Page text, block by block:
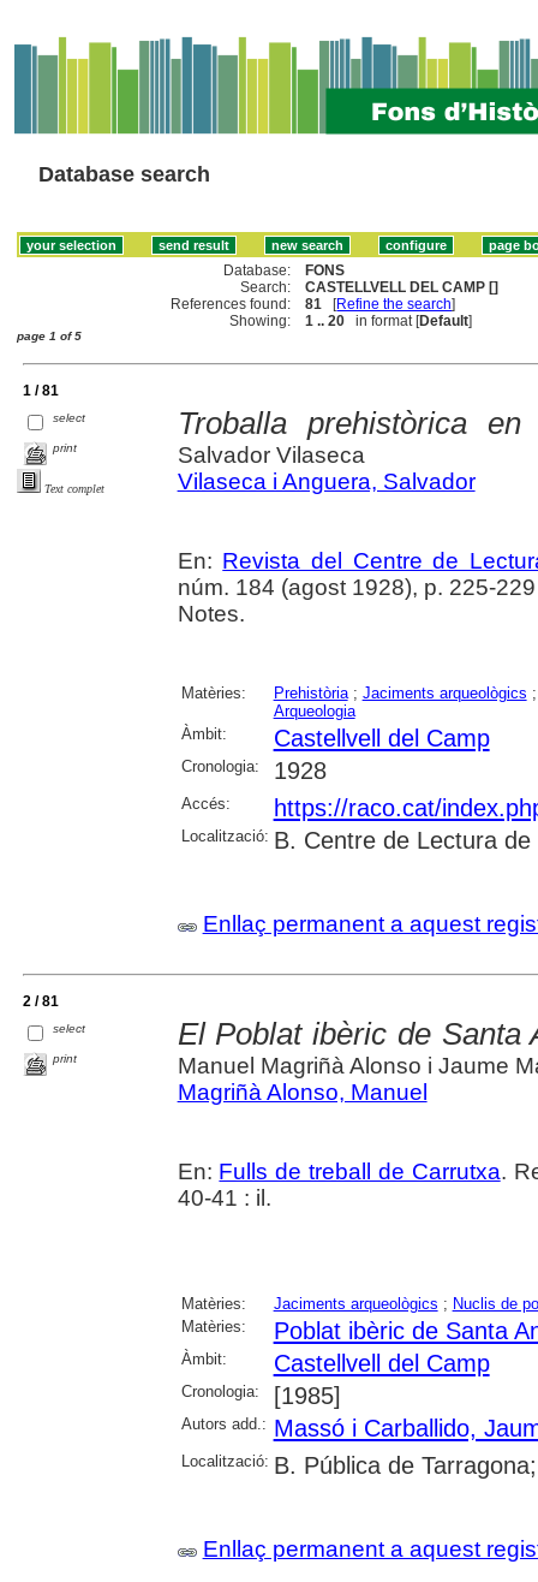
Database search
Database:
FONS
Search:
CASTELLVELL DEL CAMP []
References found:
81 [Refine the search]
Showing:
1 .. 20 in format [Default]
page 1 of 5
1 / 81
select
print
Text complet
Troballa prehistòrica
Salvador Vilaseca
Vilaseca i Anguera, Salvador
En: Revista del Centre de
núm. 184 (agost 1928), p. 225-229
Notes.
Matèries: Prehistòria; Jaciments arqueològics
Arqueologia
Àmbit:
Castellvell del Camp
Cronologia: 1928
Accés: https://raco.cat/
Localització: B. Centre de Lectura de
Enllaç permanent a aquest
2 / 81
select
print
El Poblat ibèric de Santa
Manuel Magriñà Alonso i Jaume
Magriñà Alonso, Manuel
En: Fulls de treball de Carrutxa.
40-41 : il.
Matèries: Jaciments arqueològics ; Nuclis de
Matèries:
Poblat ibèric de Santa
Àmbit: Castellvell del Camp
Cronologia: [1985]
Autors add.: Massó i Carballido,
Localització: B. Pública de
Enllaç permanent a aquest